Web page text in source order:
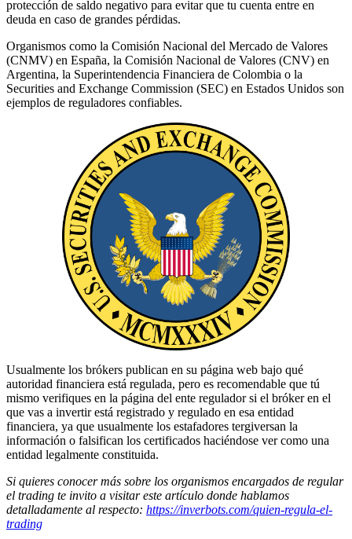
protección de saldo negativo para evitar que tu cuenta entre en
deuda en caso de grandes pérdidas.
Organismos como la Comisión Nacional del Mercado de Valores
(CNMV) en España, la Comisión Nacional de Valores (CNV) en
Argentina, la Superintendencia Financiera de Colombia o la
Securities and Exchange Commission (SEC) en Estados Unidos son
ejemplos de reguladores confiables.
Usualmente los brókers publican en su página web bajo qué
autoridad financiera está regulada, pero es recomendable que tú
mismo verifiques en la página del ente regulador si el bróker en el
que vas a invertir está registrado y regulado en esa entidad
financiera, ya que usualmente los estafadores tergiversan la
información o falsifican los certificados haciéndose ver como una
entidad legalmente constituida.
Si quieres conocer más sobre los organismos encargados de regular
el trading te invito a visitar este artículo donde hablamos
detalladamente al respecto: https://inverbots.com/quien-regula-el-
trading